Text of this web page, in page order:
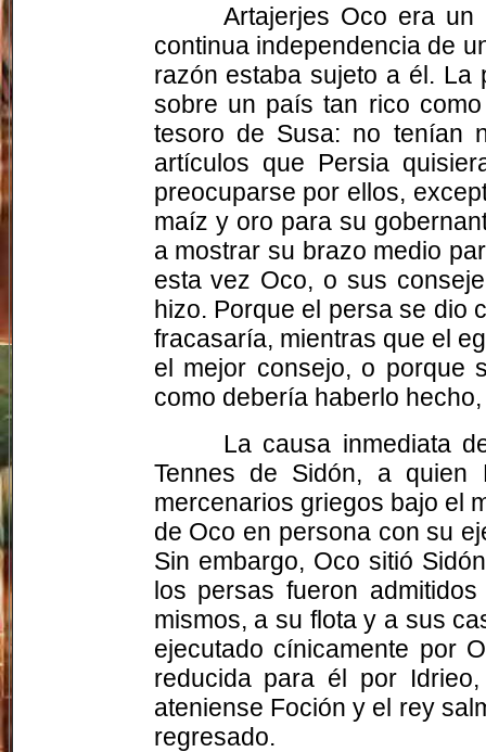
Artajerjes Oco era
continua independencia de
razón estaba sujeto a él. La
sobre un país tan rico
tesoro de Susa: no tenían
artículos que Persia
preocuparse por ellos,
maíz y oro para su
a mostrar su brazo medio
esta vez Oco, o sus
hizo. Porque el persa se dio
fracasaría, mientras que el
el mejor consejo, o porque
como debería haberlo
La causa inmediata
Tennes de Sidón, a quien
mercenarios griegos bajo el
de Oco en persona con su
Sin embargo, Oco sitió
los persas fueron
mismos, a su flota y a sus
ejecutado cínicamente por
reducida para él por
ateniense Foción y el rey
regresado.